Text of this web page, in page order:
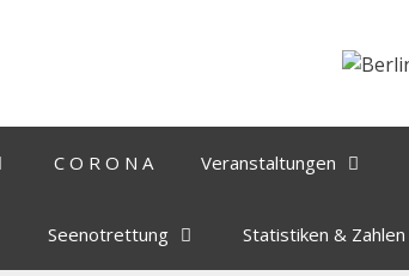
C O R O N A Veranstaltungen
Seenotrettung Statistiken & Zahlen